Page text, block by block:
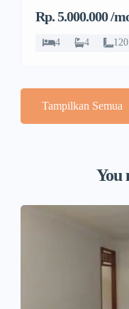
Barat
Rp. 5.000.000 /
4 4
Tampilkan Semua
You